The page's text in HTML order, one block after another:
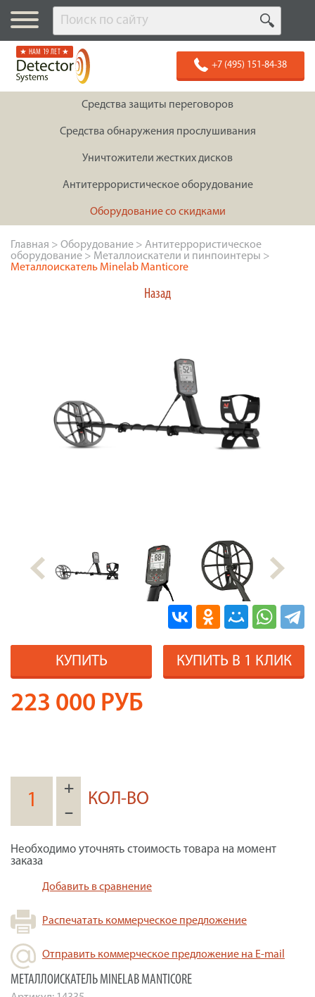
★ НАМ 19 ЛЕТ ★
+7 (495) 151-84-38
Средства защиты переговоров
Средства обнаружения прослушивания
Уничтожители жестких дисков
Антитеррористическое оборудование
Оборудование со скидками
Главная > Оборудование > Антитеррористическое
оборудование > Металлоискатели и пинпоинтеры >
Металлоискатель Minelab Manticore
Назад
КУПИТЬ КУПИТЬ В 1 КЛИК
223 000 РУБ
+
–
КОЛ-ВО
Необходимо уточнять стоимость товара на момент
заказа
Добавить в сравнение
Распечатать коммерческое предложение
Отправить коммерческое предложение на E-mail
МЕТАЛЛОИСКАТЕЛЬ MINELAB MANTICORE